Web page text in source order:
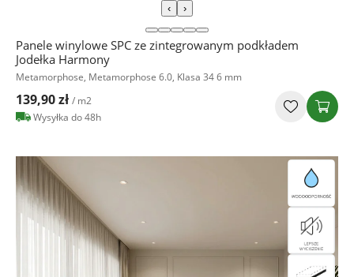
‹ ›
Panele winylowe SPC ze zintegrowanym podkładem
Jodełka Harmony
Metamorphose, Metamorphose 6.0, Klasa 34 6 mm
139,90 zł / m2
Wysyłka do 48h